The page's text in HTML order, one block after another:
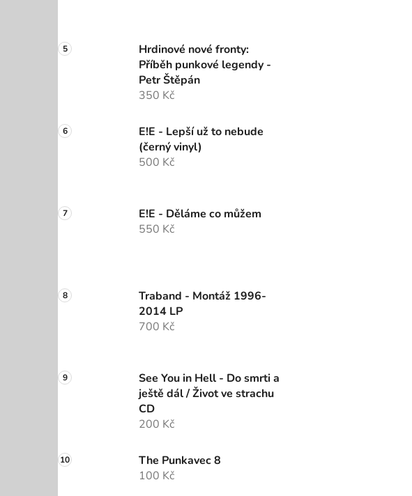
Hrdinové nové fronty:
Příběh punkové legendy -
Petr Štěpán
350 Kč
E!E - Lepší už to nebude
(černý vinyl)
500 Kč
E!E - Děláme co můžem
550 Kč
Traband - Montáž 1996-
2014 LP
700 Kč
See You in Hell - Do smrti a
ještě dál / Život ve strachu
CD
200 Kč
The Punkavec 8
100 Kč